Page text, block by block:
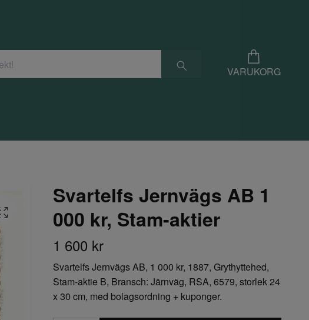
VARUKORG
Svartelfs Jernvägs AB 1
000 kr, Stam-aktier
1 600 kr
Svartelfs Jernvägs AB, 1 000 kr, 1887, Grythyttehed,
Stam-aktie B, Bransch: Järnväg, RSA, 6579, storlek 24
x 30 cm, med bolagsordning + kuponger.